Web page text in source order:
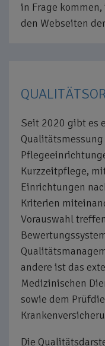
in Frage
den Webseiten
Seit 2020 gibt es
Kurzzeitpflege,
Einrichtungen
Kriterien
Vorauswahl
andere ist das
Medizinischen
sowie dem
Die